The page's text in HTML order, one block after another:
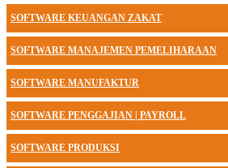
SOFTWARE KEUANGAN ZAKAT
SOFTWARE MANAJEMEN PEMELIHARAAN
SOFTWARE MANUFAKTUR
SOFTWARE PENGGAJIAN | PAYROLL
SOFTWARE PRODUKSI